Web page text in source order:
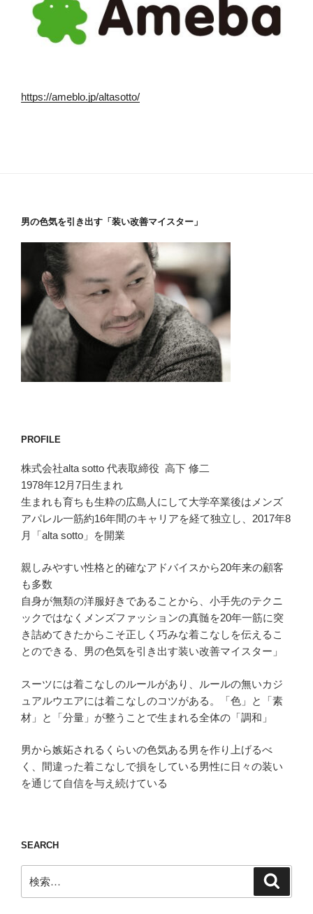
https://ameblo.jp/altasotto/
男の色気を引き出す「装い改善マイスター」
PROFILE
株式会社alta sotto 代表取締役 高下 修二
1978年12月7日生まれ
生まれも育ちも生粋の広島人にして大学卒業後はメンズ
アパレル一筋約16年間のキャリアを経て独立し、2017年8
月「alta sotto」を開業
親しみやすい性格と的確なアドバイスから20年来の顧客
も多数
自身が無類の洋服好きであることから、小手先のテクニ
ックではなくメンズファッションの真髄を20年一筋に突
き詰めてきたからこそ正しく巧みな着こなしを伝えるこ
とのできる、男の色気を引き出す装い改善マイスター」
スーツには着こなしのルールがあり、ルールの無いカジ
ュアルウエアには着こなしのコツがある。「色」と「素
材」と「分量」が整うことで生まれる全体の「調和」
男から嫉妬されるくらいの色気ある男を作り上げるべ
く、間違った着こなしで損をしている男性に日々の装い
を通じて自信を与え続けている
SEARCH
索: